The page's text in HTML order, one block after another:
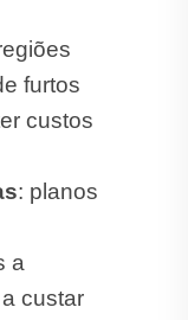
furtos
custos
: planos
a
custar